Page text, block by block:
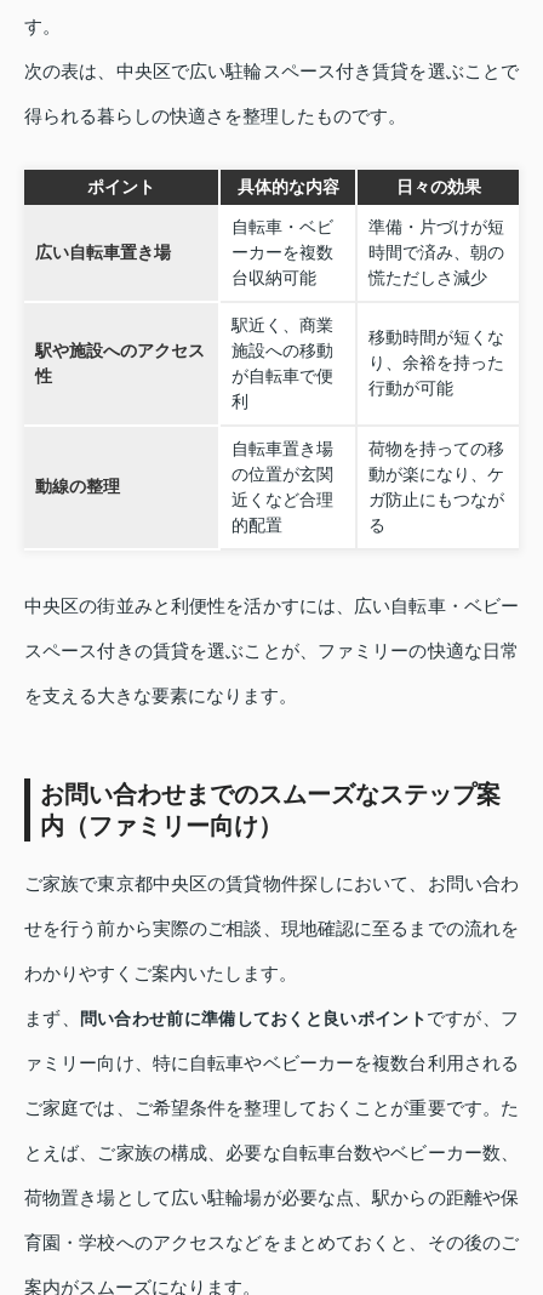
す。
次の表は、中央区で広い駐輪スペース付き賃貸を選ぶことで
得られる暮らしの快適さを整理したものです。
ポイント 具体的な内容 日々の効果
広い自転車置き場
自転車・ベビ
ーカーを複数
台収納可能
準備・片づけが短
時間で済み、朝の
慌ただしさ減少
駅や施設へのアクセス
性
駅近く、商業
施設への移動
が自転車で便
利
移動時間が短くな
り、余裕を持った
行動が可能
動線の整理
自転車置き場
の位置が玄関
近くなど合理
的配置
荷物を持っての移
動が楽になり、ケ
ガ防止にもつなが
る
中央区の街並みと利便性を活かすには、広い自転車・ベビー
スペース付きの賃貸を選ぶことが、ファミリーの快適な日常
を支える大きな要素になります。
お問い合わせまでのスムーズなステップ案
内（ファミリー向け）
ご家族で東京都中央区の賃貸物件探しにおいて、お問い合わ
せを行う前から実際のご相談、現地確認に至るまでの流れを
わかりやすくご案内いたします。
まず、 問い合わせ前に準備しておくと良いポイントですが、フ
ァミリー向け、特に自転車やベビーカーを複数台利用される
ご家庭では、ご希望条件を整理しておくことが重要です。た
とえば、ご家族の構成、必要な自転車台数やベビーカー数、
荷物置き場として広い駐輪場が必要な点、駅からの距離や保
育園・学校へのアクセスなどをまとめておくと、その後のご
案内がスムーズになります。